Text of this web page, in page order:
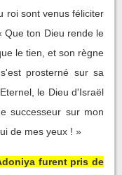
roi sont venus féliciter
Que ton Dieu rende le
le tien, et son règne
prosterné sur sa
le Dieu d'Israël
successeur sur mon
de mes yeux ! »
furent pris de